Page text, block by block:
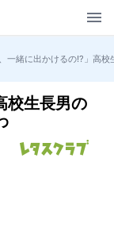
、一緒に出かけるの!?」高
校生長男の